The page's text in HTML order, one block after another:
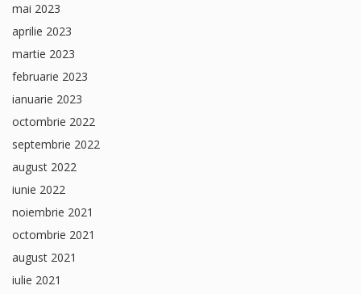
mai 2023
aprilie 2023
martie 2023
februarie 2023
ianuarie 2023
octombrie 2022
septembrie 2022
august 2022
iunie 2022
noiembrie 2021
octombrie 2021
august 2021
iulie 2021